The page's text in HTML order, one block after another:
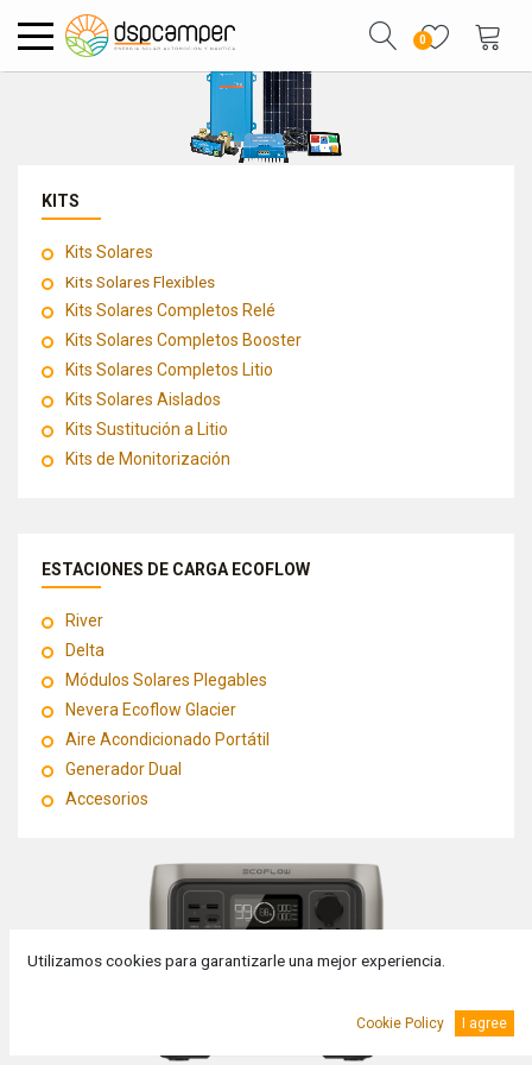
0
KITS
Kits Solares
Kits Solares Flexibles
Kits Solares Completos Relé
Kits Solares Completos Booster
Kits Solares Completos Litio
Kits Solares Aislados
Kits Sustitución a Litio
Kits de Monitorización
ESTACIONES DE CARGA ECOFLOW
River
Delta
Módulos Solares Plegables
Nevera Ecoflow Glacier
Aire Acondicionado Portátil
Generador Dual
Accesorios
Utilizamos cookies para garantizarle una mejor experiencia.
Cookie Policy I agree